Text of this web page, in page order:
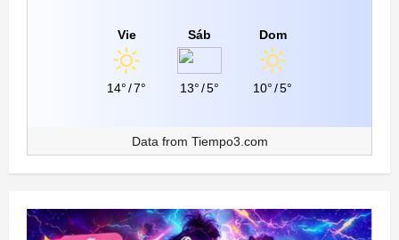
Vie
14°/7°
Sáb
13°/5°
Dom
10°/5°
Data from Tiempo3.com